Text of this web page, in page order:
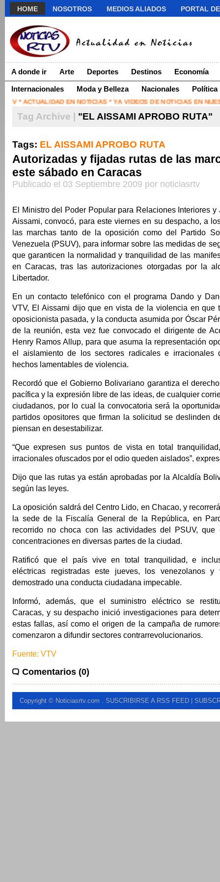
HOME NOSOTROS MEDIOS ALIADOS PORTAL
A donde ir Arte Deportes Destinos Economía
Internacionales Moda y Belleza Nacionales Política
* ACTUALIDAD EN NOTICIAS * YA VIDEOS DE NOTICIAS EN
Tag Archive | "EL AISSAMI APROBO RUTA"
Tags: EL AISSAMI APROBO RUTA
Autorizadas y fijadas rutas de las
este sábado en Caracas
Publicado el 03 Septiembre 2009 por noticiasrtv
El Ministro del Poder Popular para Relaciones Interiores y
Aissami, convocó, para este viernes en su despacho, a
las marchas tanto de la oposición como del Partido
Venezuela (PSUV), para informar sobre las medidas de
que garanticen la normalidad y tranquilidad de las
en Caracas, tras las autorizaciones otorgadas por la
Libertador.
En un contacto telefónico con el programa Dando y
VTV, El Aissami dijo que en vista de la violencia en que
oposicionista pasada, y la conducta asumida por Óscar
de la reunión, esta vez fue convocado el dirigente de
Henry Ramos Allup, para que asuma la representación
el aislamiento de los sectores radicales e irracionales
hechos lamentables de violencia.
Recordó que el Gobierno Bolivariano garantiza el
pacífica y la expresión libre de las ideas, de cualquier
ciudadanos, por lo cual la convocatoria será la
partidos opositores que firman la solicitud se deslinden
piensan en desestabilizar.
“Que expresen sus puntos de vista en total
irracionales ofuscados por el odio queden aislados”,
Dijo que las rutas ya están aprobadas por la Alcaldía
según las leyes.
La oposición saldrá del Centro Lido, en Chacao, y
la sede de la Fiscalía General de la República, en
recorrido no choca con las actividades del PSUV, que
concentraciones en diversas partes de la ciudad.
Ratificó que el país vive en total tranquilidad, e
eléctricas registradas este jueves, los venezolanos y
demostrado una conducta ciudadana impecable.
Informó, además, que el suministro eléctrico se
Caracas, y su despacho inició investigaciones para
estas fallas, así como el origen de la campaña de
comenzaron a difundir sectores contrarrevolucionarios.
Fuente: VTV
Comentarios (0)
Copyright © Noticiasrtv.com . SUSCRIBIRSE A RSS FEED |